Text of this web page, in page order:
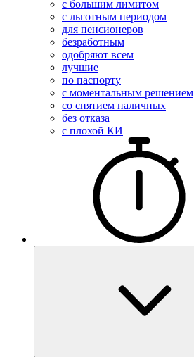
с большим лимитом
с льготным периодом
для пенсионеров
безработным
одобряют всем
лучшие
по паспорту
с моментальным решением
со снятием наличных
без отказа
с плохой КИ